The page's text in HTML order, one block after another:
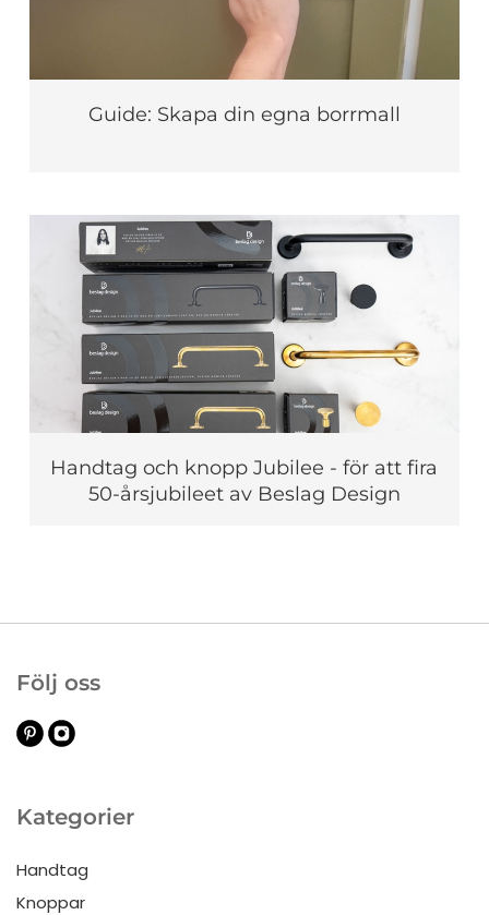
Guide: Skapa din egna borrmall
Handtag och knopp Jubilee - för att fira
50-årsjubileet av Beslag Design
Kategorier
Handtag
Knoppar
Följ oss